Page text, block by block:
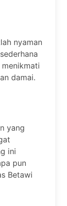
nyaman
damai.
yang
ini
pun
Betawi